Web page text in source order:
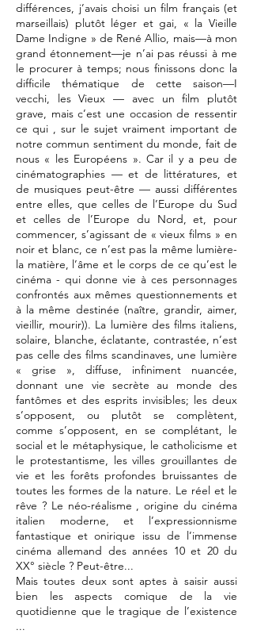
différences, j’avais choisi un film français (et
marseillais) plutôt léger et gai, « la Vieille
Dame Indigne » de René Allio, mais—à mon
grand étonnement—je n’ai pas réussi à me
le procurer à temps; nous finissons donc la
difficile thématique de cette saison—I
vecchi, les Vieux — avec un film plutôt
grave, mais c’est une occasion de ressentir
ce qui , sur le sujet vraiment important de
notre commun sentiment du monde, fait de
nous « les Européens ». Car il y a peu de
cinématographies — et de littératures, et
de musiques peut-être — aussi différentes
entre elles, que celles de l’Europe du Sud
et celles de l’Europe du Nord, et, pour
commencer, s’agissant de « vieux films » en
noir et blanc, ce n’est pas la même lumière-
la matière, l’âme et le corps de ce qu’est le
cinéma - qui donne vie à ces personnages
confrontés aux mêmes questionnements et
à la même destinée (naître, grandir, aimer,
vieillir, mourir)). La lumière des films italiens,
solaire, blanche, éclatante, contrastée, n’est
pas celle des films scandinaves, une lumière
« grise », diffuse, infiniment nuancée,
donnant une vie secrète au monde des
fantômes et des esprits invisibles; les deux
s’opposent, ou plutôt se complètent,
comme s’opposent, en se complétant, le
social et le métaphysique, le catholicisme et
le protestantisme, les villes grouillantes de
vie et les forêts profondes bruissantes de
toutes les formes de la nature. Le réel et le
rêve ? Le néo-réalisme , origine du cinéma
italien moderne, et l’expressionnisme
fantastique et onirique issu de l’immense
cinéma allemand des années 10 et 20 du
XX° siècle ? Peut-être...
Mais toutes deux sont aptes à saisir aussi
bien les aspects comique de la vie
quotidienne que le tragique de l’existence
...